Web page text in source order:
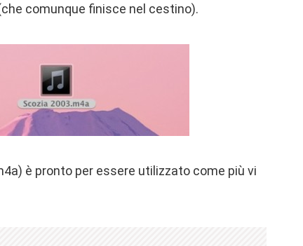
comunque finisce nel cestino).
è pronto per essere utilizzato come più vi